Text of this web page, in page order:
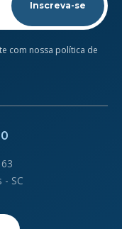
com nossa política de
- SC